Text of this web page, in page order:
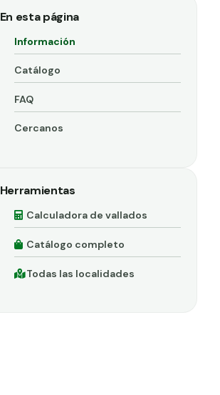
En esta página
Información
Catálogo
FAQ
Cercanos
Herramientas
Calculadora de vallados
Catálogo completo
Todas las localidades